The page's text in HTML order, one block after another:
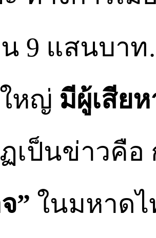
9 แสนบา
หญ่ มีผู้เสีย
เป็นข่าวคือ
” ในมหาด